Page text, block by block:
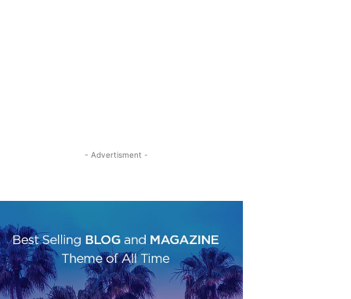
- Advertisment -